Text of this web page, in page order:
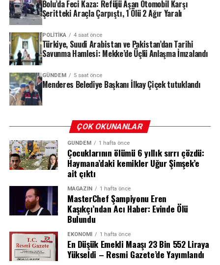
4 Ağustos 2026 sabahı jandarma ekipleri, Menderes
Belediyesi’ne operasyon düzenledi. Belediye Başkanı
İlkay Çiçek’in de aralarında bulunduğu 15 kişi gözaltına
alındı. Gözaltına alınanlar, sağlık kontrollerinin
ardından emniyete götürülerek sorgulanmak üzere İl
Jandarma Komutanlığı’na teslim edildi.
Mahkeme süreci ve tutuklama kararı
Soruşturma kapsamında gözaltına alınan şüpheliler,
işlemlerinin tamamlanmasının ardından mahkemeye
sevk edildi. Mahkeme, aralarında Belediye Başkanı İlkay
Çiçek’in de bulunduğu 10 kişi hakkında tutuklama kararı
verirken, 6 kişiyi adli kontrol şartıyla serbest bıraktı.
Çiçek’in tutuklanması, İzmir siyasetinde ve kamuoyunda
geniş yankı uyandırdı. Menderes Belediyesi’ndeki
yolsuzluk iddialarının boyutları ve soruşturmanın
ilerleyen günlerde yeni gelişmelere sahne olup
olmayacağı merak konusu oldu.
gerçekleştirdiği 52 ayrı eylem tespit edildi. Bu
eylemlerde 4 kişi hayatını kaybederken, 70 kişi ise
mağdur veya müşteki olarak yer aldı. Soruşturma
boyunca 95 şüpheli tutuklanırken, örgüt üyelerine
yönelik operasyonlarda uzun namlulu silahlar, balistik
çelik yelekler ve çok sayıda mühimmat ele geçirildi.
Bolu’da Feci Kaza: Refüjü Aşan Otomobil Karşı
Şeritteki Araçla Çarpıştı, 1 Ölü 2 Ağır Yaralı
POLITIKA 4 saat önce
Türkiye, Suudi Arabistan ve Pakistan’dan Tarihi
Savunma Hamlesi: Mekke’de Üçlü Anlaşma İmzalandı
GÜNDEM 5 saat önce
Menderes Belediye Başkanı İlkay Çiçek tutuklandı
ÇOK OKUNANLAR
GÜNDEM 1 hafta önce
Çocuklarının ölümü 6 yıllık sırrı çözdü:
Haymana’daki kemikler Uğur Şimşek’e
ait çıktı
MAGAZIN 1 hafta önce
MasterChef Şampiyonu Eren
Kaşıkçı’ndan Acı Haber: Evinde Ölü
Bulundu
EKONOMI 1 hafta önce
En Düşük Emekli Maaşı 23 Bin 552 Liraya
Yükseldi – Resmi Gazete’de Yayımlandı